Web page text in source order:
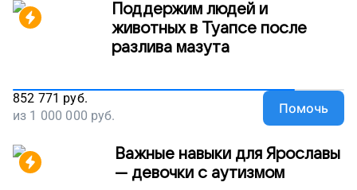
Поддержим людей и
животных в Туапсе после
разлива мазута
852 771 руб.
из 1 000 000 руб. Помочь
Важные навыки для Ярославы
— девочки с аутизмом